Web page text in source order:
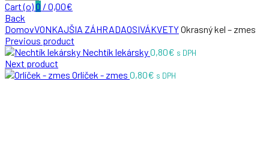
Cart (o)0 / 0,00€
Back
DomovVONKAJŠIA ZÁHRADAOSIVÁKVETYOkrasný kel – zmes
Previous product
Nechtík lekársky0,80€ s DPH
Next product
Orlíček - zmes 0,80€ s DPH